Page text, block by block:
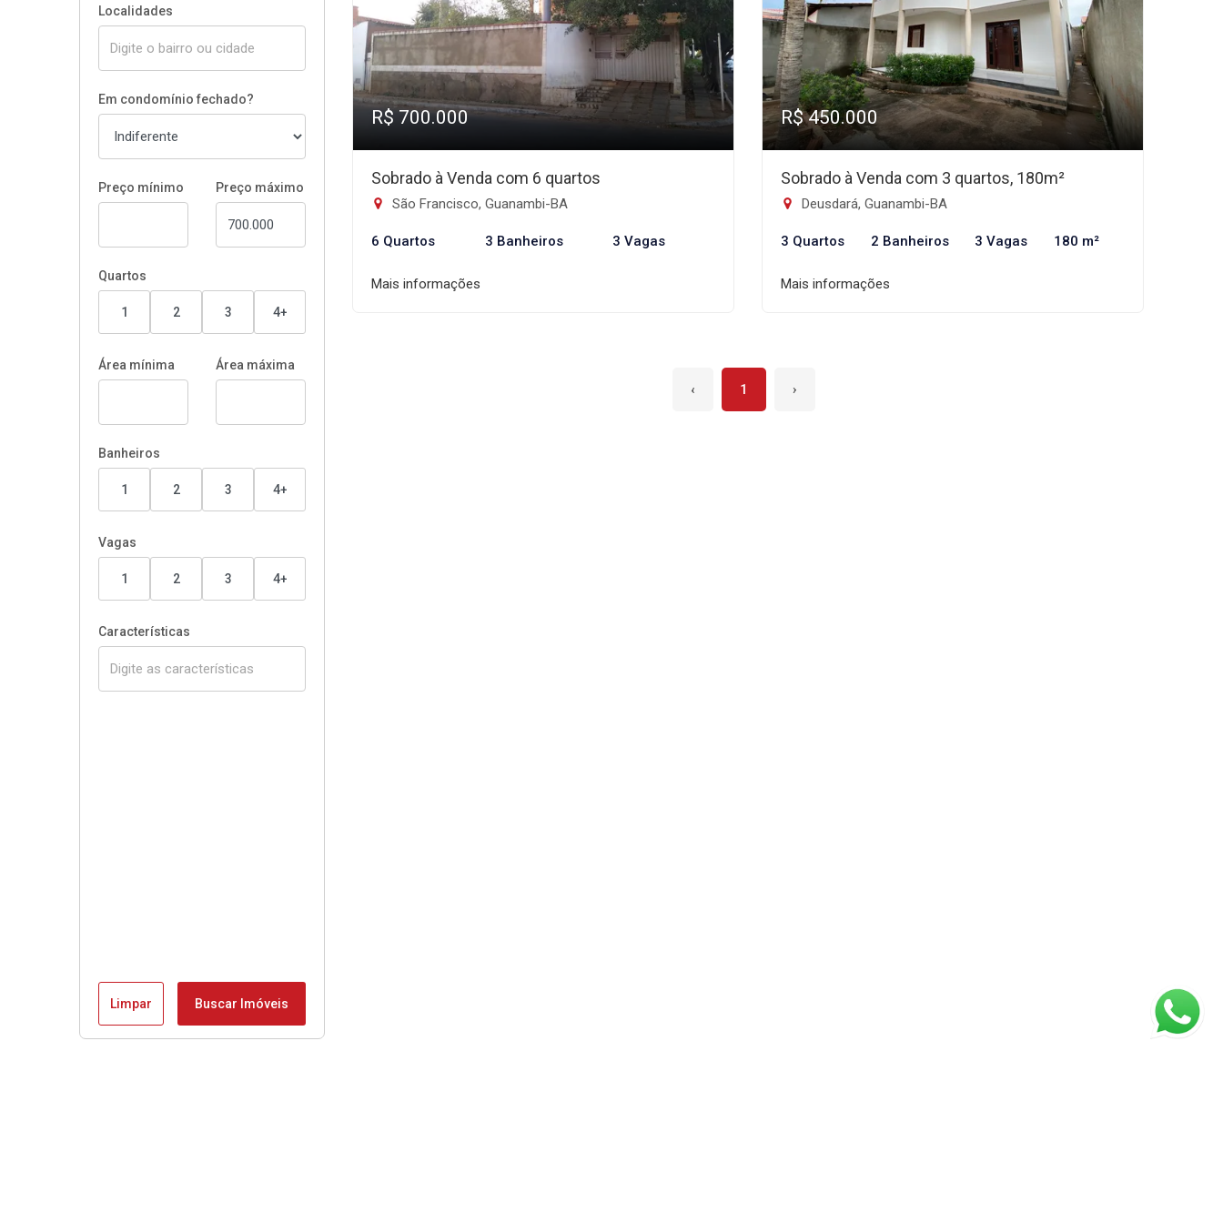
Localidades
Em condomínio fechado?
Preço mínimo Preço máximo
Quartos
1 2 3 4+
Área mínima Área máxima
Banheiros
1 2 3 4+
Vagas
1 2 3 4+
Características
Limpar Buscar Imóveis
R$ 700.000
Sobrado à Venda com 6 quartos
São Francisco, Guanambi-BA
6 Quartos 3 Banheiros 3 Vagas
Mais informações
R$ 450.000
Sobrado à Venda com 3 quartos, 180m²
Deusdará, Guanambi-BA
3 Quartos 2 Banheiros 3 Vagas 180 m²
Mais informações
‹ 1 ›